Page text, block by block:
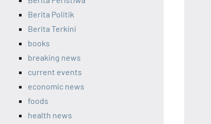
Berita Politik
Berita Terkini
books
breaking news
current events
economic news
foods
health news